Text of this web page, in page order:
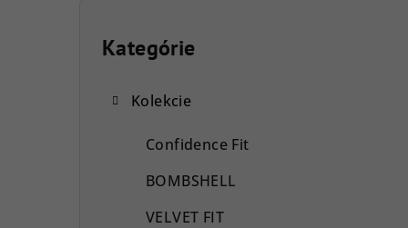
Preskočiť
kategórie
Kategórie
Kolekcie
Confidence Fit
BOMBSHELL
VELVET FIT